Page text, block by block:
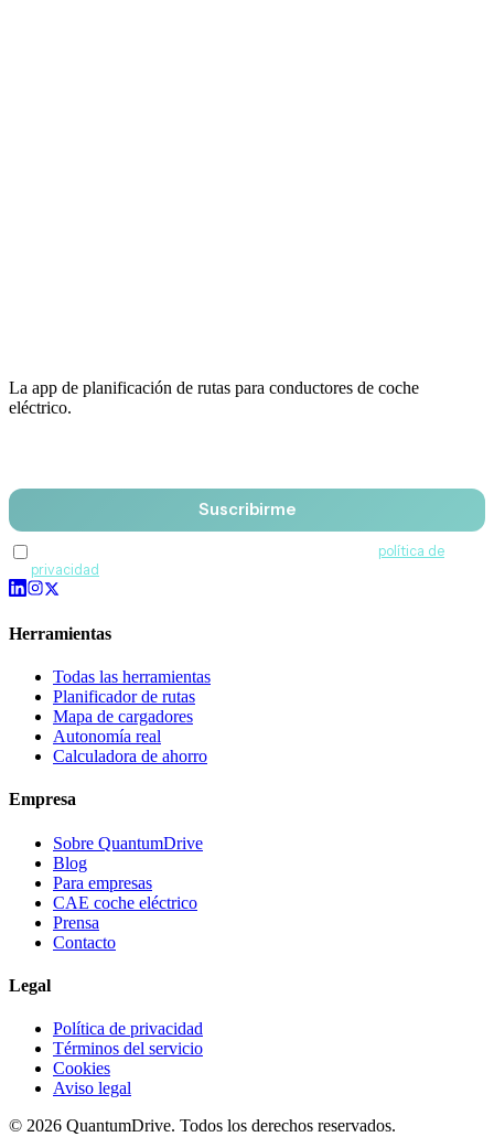
La app de planificación de rutas para conductores de coche
eléctrico.
Suscribirme
política de
privacidad
Herramientas
Todas las herramientas
Planificador de rutas
Mapa de cargadores
Autonomía real
Calculadora de ahorro
Empresa
Sobre QuantumDrive
Blog
Para empresas
CAE coche eléctrico
Prensa
Contacto
Legal
Política de privacidad
Términos del servicio
Cookies
Aviso legal
© 2026 QuantumDrive. Todos los derechos reservados.